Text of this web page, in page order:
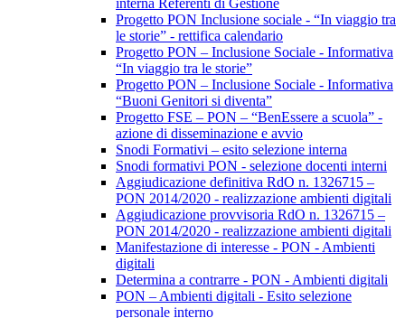
interna Referenti di Gestione
Progetto PON Inclusione sociale - “In viaggio tra
le storie” - rettifica calendario
Progetto PON – Inclusione Sociale - Informativa
“In viaggio tra le storie”
Progetto PON – Inclusione Sociale - Informativa
“Buoni Genitori si diventa”
Progetto FSE – PON – “BenEssere a scuola” -
azione di disseminazione e avvio
Snodi Formativi – esito selezione interna
Snodi formativi PON - selezione docenti interni
Aggiudicazione definitiva RdO n. 1326715 –
PON 2014/2020 - realizzazione ambienti digitali
Aggiudicazione provvisoria RdO n. 1326715 –
PON 2014/2020 - realizzazione ambienti digitali
Manifestazione di interesse - PON - Ambienti
digitali
Determina a contrarre - PON - Ambienti digitali
PON – Ambienti digitali - Esito selezione
personale interno